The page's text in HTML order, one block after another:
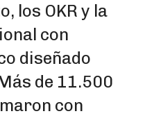
los OKR y la
con
diseñado
de 11.500
con